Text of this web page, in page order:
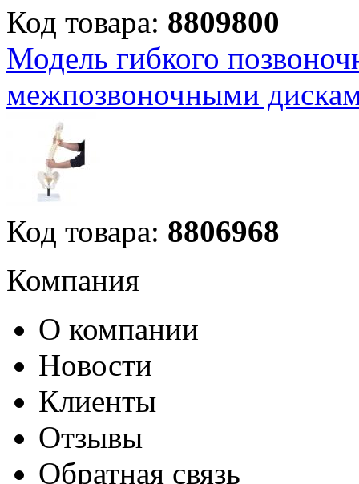
Код товара: 8809800
Модель гибкого
межпозвоночными
Код товара: 8806968
Компания
О компании
Новости
Клиенты
Отзывы
Обратная связь